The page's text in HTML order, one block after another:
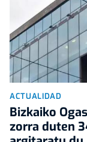
ACTUALIDAD
Bizkaiko
zorra duten